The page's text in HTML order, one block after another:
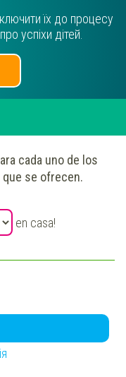
їх до процесу
успіхи дітей.
cada uno de los
se ofrecen.
en casa!